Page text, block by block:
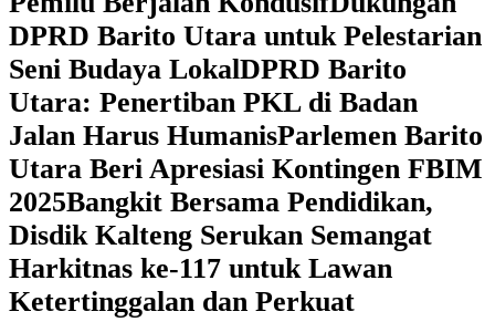
DPRD Barito Utara untuk Pelestarian
Seni Budaya LokalDPRD Barito
Utara: Penertiban PKL di Badan
Jalan Harus HumanisParlemen Barito
Utara Beri Apresiasi Kontingen FBIM
2025‎Bangkit Bersama Pendidikan,
Disdik Kalteng Serukan Semangat
Harkitnas ke-117 untuk Lawan
Ketertinggalan dan Perkuat